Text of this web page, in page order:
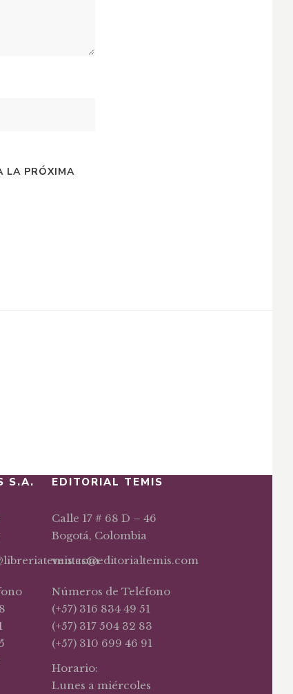
LA PRÓXIMA
S.A. EDITORIAL TEMIS
Calle 17 # 68 D – 46
Bogotá, Colombia
ventas@editorialtemis.com
Números de Teléfono
(+57) 316 834 49 51
(+57) 317 504 32 83
(+57) 310 699 46 91
Horario:
Lunes a miércoles